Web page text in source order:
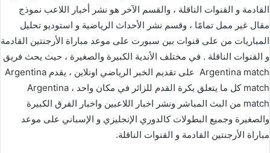
القادمة و القنوات الناقلة ، والقسم الآخر هو نشر أخبار اللاعب نموذج
مقال غير ممل تمامًا ، وقسم نشر الأحداث الرياضية و استوديو تحليل
المباريات من على قنوات بين سبورت على موعد مباراة الأرجنتين القادمة
و القنوات الناقلة . في مختلف الأندية الكبيرة والصغيرة ، حيث يحث فريق
Argentina match على تقديم الخبر الرياضي اونلاين ، يقدم Argentina
match كل ما يتعلق بكرة القدم للزائر في مكان واحد ، Argentina
match من البث المباشر ونشر اخبار اللاعبين واخبار الفرق الكبيرة
والصغيرة وجميع البطولات كالدوري الإنجليزي و الإسباني على موعد
مباراة الأرجنتين القادمة و القنوات الناقلة.